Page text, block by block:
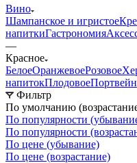
Вино
Шампанское и игристое
напиткиГастрономия
—
Красное
БелоеОранжевоеРозовое
напитокПлодовоеПортвейн
Фильтр
По умолчанию
По популярности
По популярности
По цене (убывание)
По цене (возрастание)